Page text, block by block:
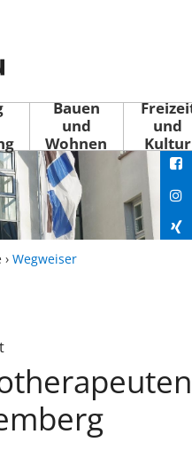
Bauen
und
Wohnen
und
Kultur
› Wegweiser